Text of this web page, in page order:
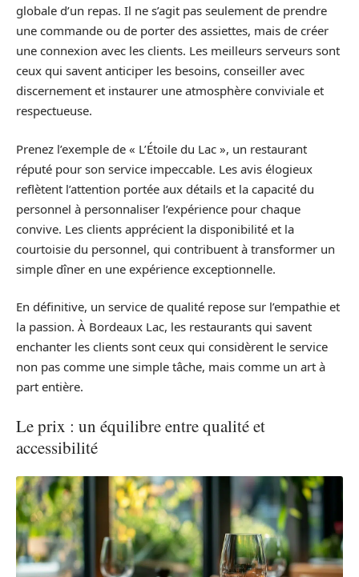
globale d’un repas. Il ne s’agit pas seulement de prendre
une commande ou de porter des assiettes, mais de créer
une connexion avec les clients. Les meilleurs serveurs sont
ceux qui savent anticiper les besoins, conseiller avec
discernement et instaurer une atmosphère conviviale et
respectueuse.
Prenez l’exemple de « L’Étoile du Lac », un restaurant
réputé pour son service impeccable. Les avis élogieux
reflètent l’attention portée aux détails et la capacité du
personnel à personnaliser l’expérience pour chaque
convive. Les clients apprécient la disponibilité et la
courtoisie du personnel, qui contribuent à transformer un
simple dîner en une expérience exceptionnelle.
En définitive, un service de qualité repose sur l’empathie et
la passion. À Bordeaux Lac, les restaurants qui savent
enchanter les clients sont ceux qui considèrent le service
non pas comme une simple tâche, mais comme un art à
part entière.
Le prix : un équilibre entre qualité et
accessibilité